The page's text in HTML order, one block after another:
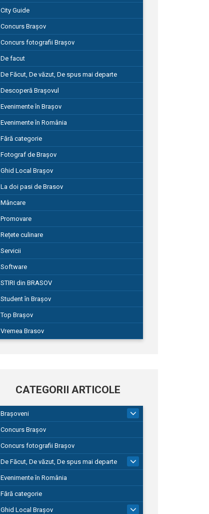
City Guide
Concurs Brașov
Concurs fotografii Brașov
De facut
De Făcut, De văzut, De spus mai departe
Descoperă Brașovul
Evenimente în Brașov
Evenimente în România
Fără categorie
Fotograf de Brașov
Ghid Local Brașov
La doi pasi de Brasov
Mâncare
Promovare
Rețete culinare
Servicii
Software
STIRI din BRASOV
Student în Brașov
Top Brașov
Vremea Brasov
CATEGORII ARTICOLE
Brașoveni
Concurs Brașov
Concurs fotografii Brașov
De Făcut, De văzut, De spus mai departe
149
Evenimente în România
Fără categorie
Ghid Local Brașov